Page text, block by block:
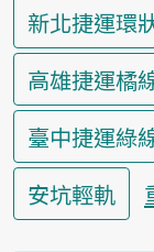
新北捷運環
高雄捷運橘
臺中捷運綠
安坑輕軌